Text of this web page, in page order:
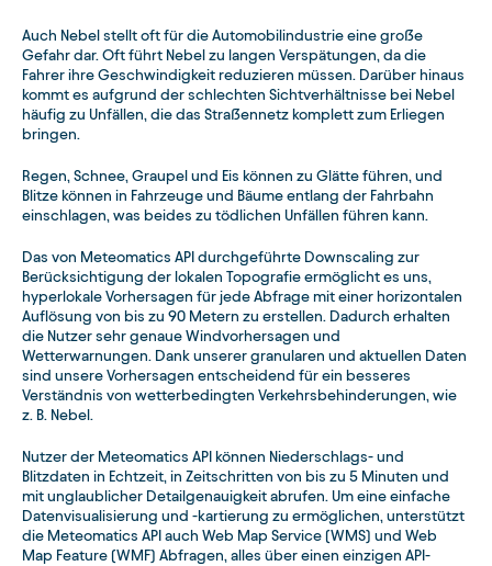
Auch Nebel stellt oft für die Automobilindustrie eine große
Gefahr dar. Oft führt Nebel zu langen Verspätungen, da die
Fahrer ihre Geschwindigkeit reduzieren müssen. Darüber hinaus
kommt es aufgrund der schlechten Sichtverhältnisse bei Nebel
häufig zu Unfällen, die das Straßennetz komplett zum Erliegen
bringen.
Regen, Schnee, Graupel und Eis können zu Glätte führen, und
Blitze können in Fahrzeuge und Bäume entlang der Fahrbahn
einschlagen, was beides zu tödlichen Unfällen führen kann.
Das von Meteomatics API durchgeführte Downscaling zur
Berücksichtigung der lokalen Topografie ermöglicht es uns,
hyperlokale Vorhersagen für jede Abfrage mit einer horizontalen
Auflösung von bis zu 90 Metern zu erstellen. Dadurch erhalten
die Nutzer sehr genaue Windvorhersagen und
Wetterwarnungen. Dank unserer granularen und aktuellen Daten
sind unsere Vorhersagen entscheidend für ein besseres
Verständnis von wetterbedingten Verkehrsbehinderungen, wie
z. B. Nebel.
Nutzer der Meteomatics API können Niederschlags- und
Blitzdaten in Echtzeit, in Zeitschritten von bis zu 5 Minuten und
mit unglaublicher Detailgenauigkeit abrufen. Um eine einfache
Datenvisualisierung und -kartierung zu ermöglichen, unterstützt
die Meteomatics API auch Web Map Service (WMS) und Web
Map Feature (WMF) Abfragen, alles über einen einzigen API-